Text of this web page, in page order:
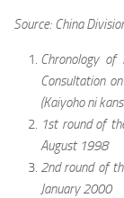
Source: China
Chronology of
Consultation
(Kaiyoho ni
1st round of
August 1998
2nd round of
January 2000